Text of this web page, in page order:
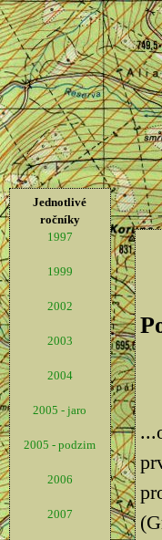
Jednotlivé
ročníky
1997
1999
2002
2003
2004
2005 - jaro
2005 - podzim
2006
2007